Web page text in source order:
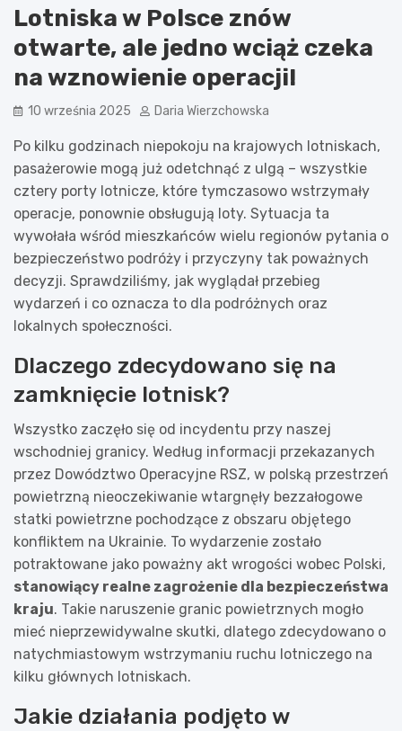
Lotniska w Polsce znów
otwarte, ale jedno wciąż czeka
na wznowienie operacji!
10 września 2025 Daria Wierzchowska
Po kilku godzinach niepokoju na krajowych lotniskach,
pasażerowie mogą już odetchnąć z ulgą – wszystkie
cztery porty lotnicze, które tymczasowo wstrzymały
operacje, ponownie obsługują loty. Sytuacja ta
wywołała wśród mieszkańców wielu regionów pytania o
bezpieczeństwo podróży i przyczyny tak poważnych
decyzji. Sprawdziliśmy, jak wyglądał przebieg
wydarzeń i co oznacza to dla podróżnych oraz
lokalnych społeczności.
Dlaczego zdecydowano się na
zamknięcie lotnisk?
Wszystko zaczęło się od incydentu przy naszej
wschodniej granicy. Według informacji przekazanych
przez Dowództwo Operacyjne RSZ, w polską przestrzeń
powietrzną nieoczekiwanie wtargnęły bezzałogowe
statki powietrzne pochodzące z obszaru objętego
konfliktem na Ukrainie. To wydarzenie zostało
potraktowane jako poważny akt wrogości wobec Polski,
stanowiący realne zagrożenie dla bezpieczeństwa
kraju. Takie naruszenie granic powietrznych mogło
mieć nieprzewidywalne skutki, dlatego zdecydowano o
natychmiastowym wstrzymaniu ruchu lotniczego na
kilku głównych lotniskach.
Jakie działania podjęto w